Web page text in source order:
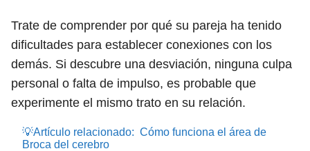
Trate de comprender por qué su pareja ha tenido
dificultades para establecer conexiones con los
demás. Si descubre una desviación, ninguna culpa
personal o falta de impulso, es probable que
experimente el mismo trato en su relación.
💡Artículo relacionado: Cómo funciona el área de
Broca del cerebro